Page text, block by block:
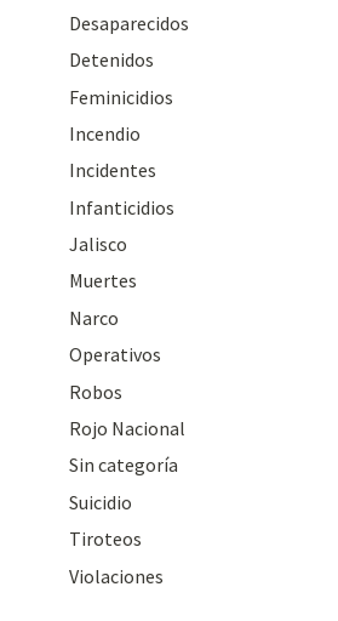
Desaparecidos
Detenidos
Feminicidios
Incendio
Incidentes
Infanticidios
Jalisco
Muertes
Narco
Operativos
Robos
Rojo Nacional
Sin categoría
Suicidio
Tiroteos
Violaciones